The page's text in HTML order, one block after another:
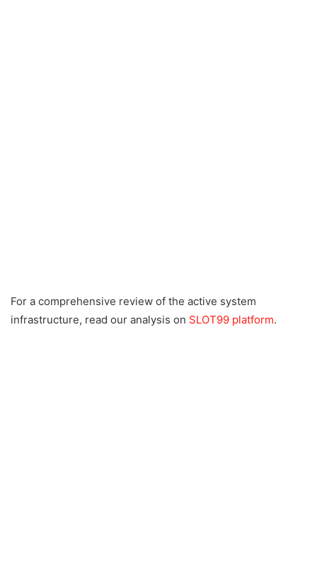
For a comprehensive review of the active system
infrastructure, read our analysis on SLOT99 platform.